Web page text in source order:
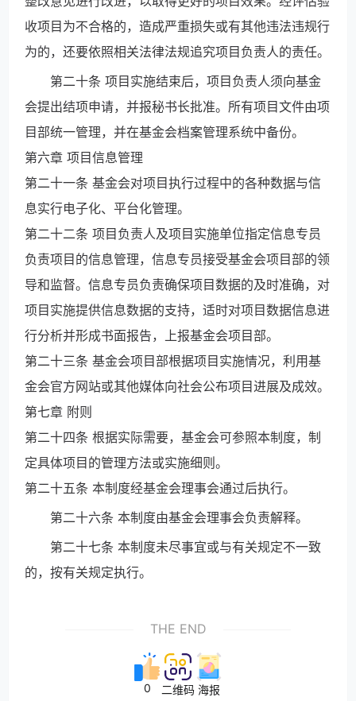
收项目为不合格的，造成严重损失或有其他违法违规行
为的，还要依照相关法律法规追究项目负责人的责任。
第二十条 项目实施结束后，项目负责人须向基金
会提出结项申请，并报秘书长批准。所有项目文件由项
目部统一管理，并在基金会档案管理系统中备份。
第六章 项目信息管理
第二十一条 基金会对项目执行过程中的各种数据与信
息实行电子化、平台化管理。
第二十二条 项目负责人及项目实施单位指定信息专员
负责项目的信息管理，信息专员接受基金会项目部的领
导和监督。信息专员负责确保项目数据的及时准确，对
项目实施提供信息数据的支持，适时对项目数据信息进
行分析并形成书面报告，上报基金会项目部。
第二十三条 基金会项目部根据项目实施情况，利用基
金会官方网站或其他媒体向社会公布项目进展及成效。
第七章 附则
第二十四条 根据实际需要，基金会可参照本制度，制
定具体项目的管理方法或实施细则。
第二十五条 本制度经基金会理事会通过后执行。
第二十六条 本制度由基金会理事会负责解释。
第二十七条 本制度未尽事宜或与有关规定不一致
的，按有关规定执行。
THE END
0 二维码 海报